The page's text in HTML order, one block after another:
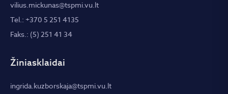
vilius.mickunas@tspmi.vu.lt
Tel.: +370 5 251 4135
Faks.: (5) 251 41 34
Žiniasklaidai
ingrida.kuzborskaja@tspmi.vu.lt